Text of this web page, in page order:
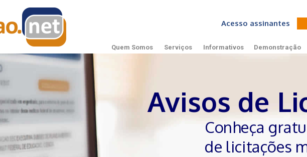
Acesso assinantes
Quem Somos Serviços Informativos Demonstração
Avisos de
Conheça
de licitações